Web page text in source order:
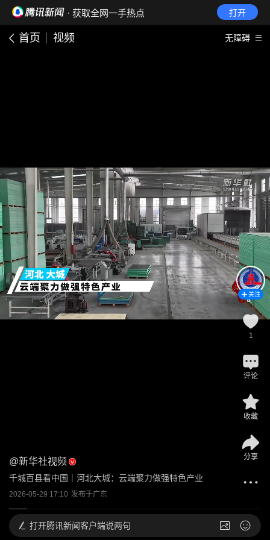
· 获取全网一手热点 打开
首页 视频 无障碍
@新华社视频
千城百县看中国｜河北大城：云端聚力做强特色产业
2026-05-29 17:10 发布于广东
关注
1
评论
收藏
分享
打开腾讯新闻客户端说两句